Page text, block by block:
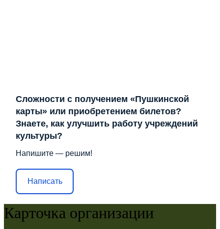
Сложности с получением «Пушкинской
карты» или приобретением билетов?
Знаете, как улучшить работу учреждений
культуры?
Напишите — решим!
Написать
Карточка организации